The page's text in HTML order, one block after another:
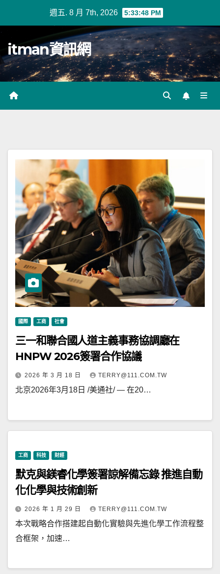
週五. 8 月 7th, 2026 5:33:48 PM
itman資訊網
國際 工商 社會
三一和聯合國人道主義事務協調廳在
HNPW 2026簽署合作協議
2026 年 3 月 18 日 TERRY@111.COM.TW
北京2026年3月18日 /美通社/ — 在20…
工商 科技 財經
默克與鎂睿化學簽署諒解備忘錄 推進自動
化化學與技術創新
2026 年 1 月 29 日 TERRY@111.COM.TW
本次戰略合作搭建起自動化實驗與先進化學工作流程整
合框架，加速…